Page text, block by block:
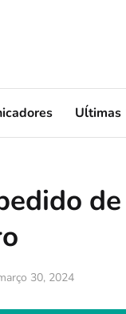
Uĺtimas
30, 2024